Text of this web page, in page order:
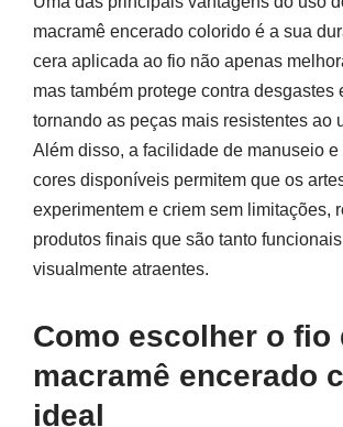
macramê encerado colorido é a sua
cera aplicada ao fio não apenas
mas também protege contra desgastes
tornando as peças mais resistentes ao
Além disso, a facilidade de manuseio
cores disponíveis permitem que os
experimentem e criem sem limitações,
produtos finais que são tanto
visualmente atraentes.
Como escolher o fio
macramê encerado
ideal